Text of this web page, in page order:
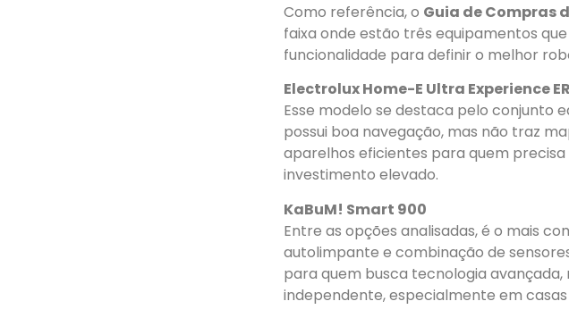
Como referência, o Guia de Compras
faixa onde estão três equipamentos
funcionalidade para definir o melhor
Electrolux Home-E Ultra Experience
Esse modelo se destaca pelo conjunto
possui boa navegação, mas não traz
aparelhos eficientes para quem
investimento elevado.
KaBuM! Smart 900
Entre as opções analisadas, é o mais
autolimpante e combinação de
para quem busca tecnologia
independente, especialmente em